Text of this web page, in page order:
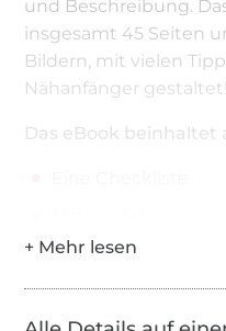
und Beschreibung.
insgesamt 45 Seiten
Bildern, mit vielen
Nähanfänger gestaltet!
Das eBook beinhaltet
Größenangaben
Zuschnitt